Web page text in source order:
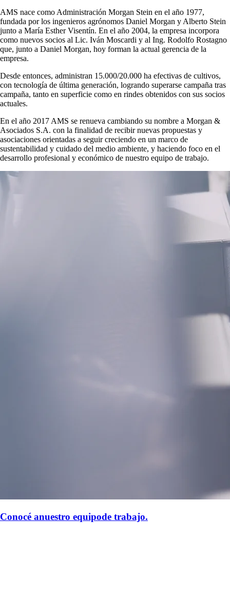
AMS nace como Administración Morgan Stein en el año 1977,
fundada por los ingenieros agrónomos Daniel Morgan y Alberto Stein
junto a María Esther Visentín. En el año 2004, la empresa incorpora
como nuevos socios al Lic. Iván Moscardi y al Ing. Rodolfo Rostagno
que, junto a Daniel Morgan, hoy forman la actual gerencia de la
empresa.
Desde entonces, administran 15.000/20.000 ha efectivas de cultivos,
con tecnología de última generación, logrando superarse campaña tras
campaña, tanto en superficie como en rindes obtenidos con sus socios
actuales.
En el año 2017 AMS se renueva cambiando su nombre a Morgan &
Asociados S.A. con la finalidad de recibir nuevas propuestas y
asociaciones orientadas a seguir creciendo en un marco de
sustentabilidad y cuidado del medio ambiente, y haciendo foco en el
desarrollo profesional y económico de nuestro equipo de trabajo.
Conocé anuestro equipode trabajo.